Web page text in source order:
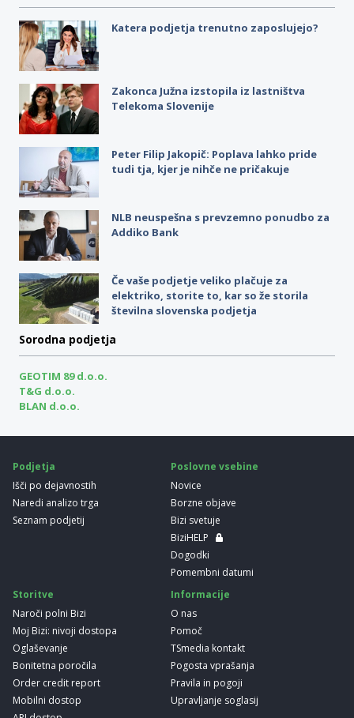
Katera podjetja trenutno zaposlujejo?
Zakonca Južna izstopila iz lastništva
Telekoma Slovenije
Peter Filip Jakopič: Poplava lahko pride
tudi tja, kjer je nihče ne pričakuje
NLB neuspešna s prevzemno ponudbo za
Addiko Bank
Če vaše podjetje veliko plačuje za
elektriko, storite to, kar so že storila
številna slovenska podjetja
Sorodna podjetja
GEOTIM 89 d.o.o.
T&G d.o.o.
BLAN d.o.o.
Podjetja
Išči po dejavnostih
Naredi analizo trga
Seznam podjetij
Poslovne vsebine
Novice
Borzne objave
Bizi svetuje
BiziHELP
Dogodki
Pomembni datumi
Storitve
Naroči polni Bizi
Moj Bizi: nivoji dostopa
Oglaševanje
Bonitetna poročila
Order credit report
Mobilni dostop
Informacije
O nas
Pomoč
TSmedia kontakt
Pogosta vprašanja
Pravila in pogoji
Upravljanje soglasij